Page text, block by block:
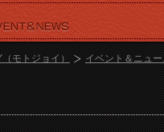
モトジョイ） イベント＆ニュ